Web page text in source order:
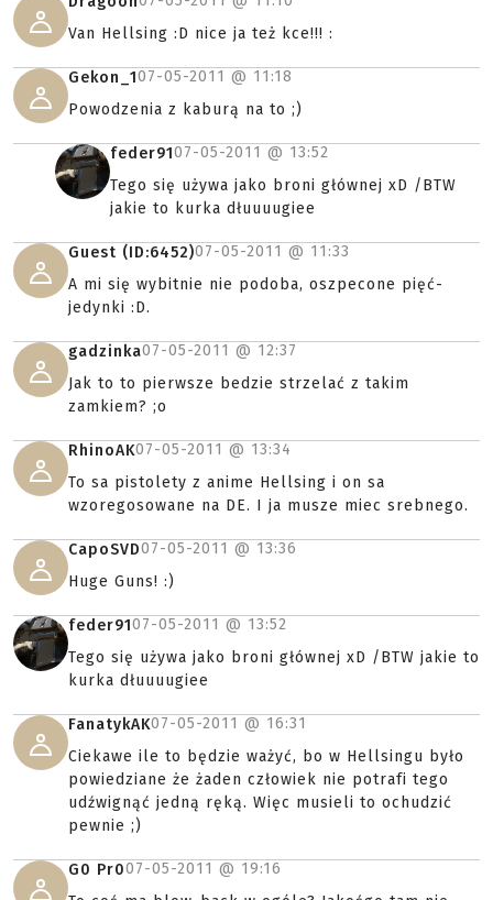
Van Hellsing :D nice ja też kce!!! :
Gekon_107-05-2011 @ 11:18
Powodzenia z kaburą na to ;)
feder9107-05-2011 @ 13:52
Tego się używa jako broni głównej xD /BTW
jakie to kurka dłuuuugiee
Guest (ID:6452)07-05-2011 @ 11:33
A mi się wybitnie nie podoba, oszpecone pięć-
jedynki :D.
gadzinka07-05-2011 @ 12:37
Jak to to pierwsze bedzie strzelać z takim
zamkiem? ;o
RhinoAK07-05-2011 @ 13:34
To sa pistolety z anime Hellsing i on sa
wzoregosowane na DE. I ja musze miec srebnego.
CapoSVD07-05-2011 @ 13:36
Huge Guns! :)
feder9107-05-2011 @ 13:52
Tego się używa jako broni głównej xD /BTW jakie to
kurka dłuuuugiee
FanatykAK07-05-2011 @ 16:31
Ciekawe ile to będzie ważyć, bo w Hellsingu było
powiedziane że żaden człowiek nie potrafi tego
udźwignąć jedną ręką. Więc musieli to ochudzić
pewnie ;)
G0 Pr007-05-2011 @ 19:16